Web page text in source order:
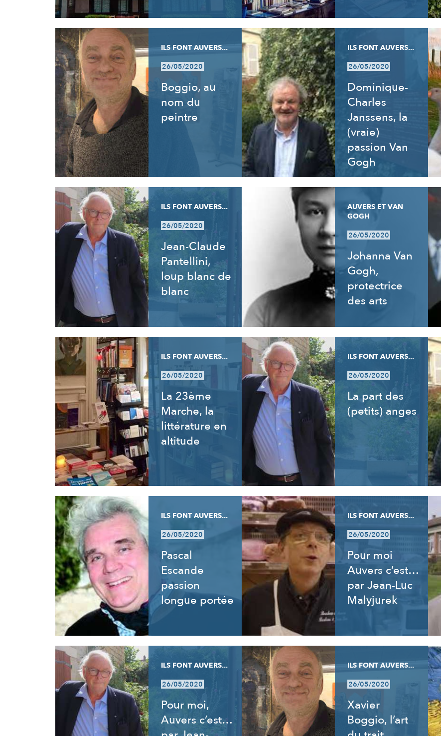
ILS FONT AUVERS...
26/05/2020
Boggio, au
nom du
peintre
ILS FONT AUVERS...
26/05/2020
Dominique-
Charles
Janssens, la
(vraie)
passion Van
Gogh
ILS FONT AUVERS...
26/05/2020
Jean-Claude
Pantellini,
loup blanc de
blanc
AUVERS ET VAN
GOGH
26/05/2020
Johanna Van
Gogh,
protectrice
des arts
ILS FONT AUVERS...
26/05/2020
La 23ème
Marche, la
littérature en
altitude
ILS FONT AUVERS...
26/05/2020
La part des
(petits) anges
ILS FONT AUVERS...
26/05/2020
Pascal
Escande
passion
longue portée
ILS FONT AUVERS...
26/05/2020
Pour moi
Auvers c’est…
par Jean-Luc
Malyjurek
ILS FONT AUVERS...
26/05/2020
Pour moi,
Auvers c’est…
ILS FONT AUVERS...
26/05/2020
Xavier
Boggio, l’art